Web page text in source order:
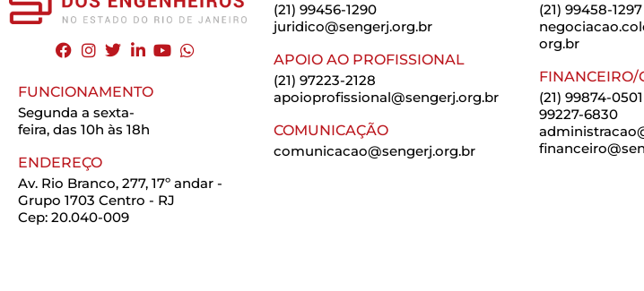
FUNCIONAMENTO
Segunda a sexta-
feira, das 10h às 18h
ENDEREÇO
Av. Rio Branco, 277, 17º andar -
Grupo 1703 Centro - RJ
Cep: 20.040-009
(21) 99456-1290
juridico@sengerj.org.br
APOIO AO PROFISSIONAL
(21) 97223-2128
apoioprofissional@sengerj.org.br
COMUNICAÇÃO
comunicacao@sengerj.org.br
(21) 99458-1297
org.br
FINANCEIRO/
(21) 99874-
99227-6830